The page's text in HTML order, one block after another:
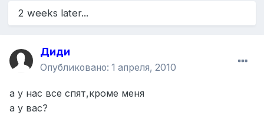
2 weeks later...
Диди
Опубликовано: 1 апреля, 2010
а у нас все спят,кроме меня
а у вас?